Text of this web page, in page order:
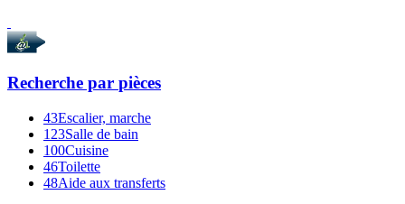
Recherche par pièces
43Escalier, marche
123Salle de bain
100Cuisine
46Toilette
48Aide aux transferts